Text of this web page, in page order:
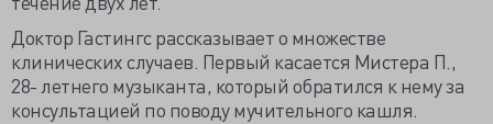
Доктор Гастингс рассказывает о множестве
клинических случаев. Первый касается Мистера П.,
28- летнего музыканта, который обратился к нему за
консультацией по поводу мучительного кашля.